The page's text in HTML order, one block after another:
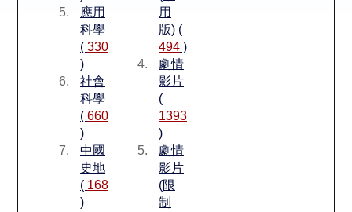
個人借閱
應用
科學
( 330
)
社會
科學
( 660
)
中國
史地
( 168
)
用
版) (
494)
劇情
影片
(
1393
)
劇情
影片
(限
制